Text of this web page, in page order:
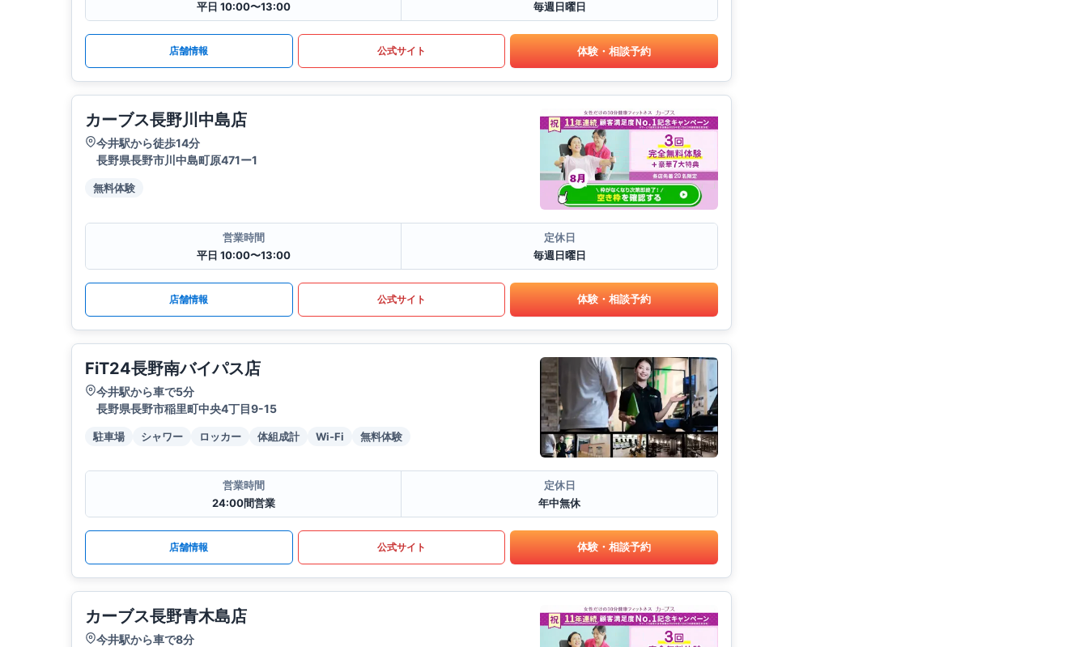
平日 10:00〜13:00
毎週日曜日
店舗情報 公式サイト 体験・相談予約
カーブス長野川中島店
今井駅から徒歩14分
長野県長野市川中島町原471ー1
無料体験
営業時間
平日 10:00〜13:00
定休日
毎週日曜日
店舗情報 公式サイト 体験・相談予約
FiT24長野南バイパス店
今井駅から車で5分
長野県長野市稲里町中央4丁目9-15
駐車場 シャワー ロッカー 体組成計 Wi-Fi 無料体験
営業時間
24:00間営業
定休日
年中無休
店舗情報 公式サイト 体験・相談予約
カーブス長野青木島店
今井駅から車で8分